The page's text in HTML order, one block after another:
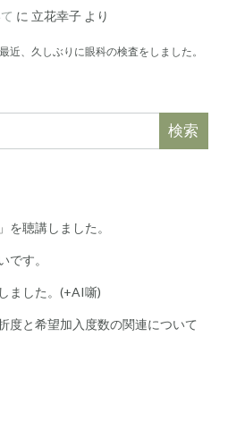
に 立花幸子より
近、久しぶりに眼科の検査をしました。
検索
を聴講しました。
です。
ました。(+AI噺)
度と希望加入度数の関連について